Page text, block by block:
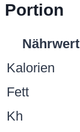
Portion
Nährwert
Kalorien
Fett
Kh